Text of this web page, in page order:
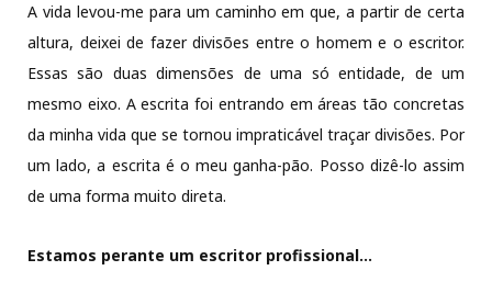
A vida levou-me para um caminho em que, a partir de certa
altura, deixei de fazer divisões entre o homem e o escritor.
Essas são duas dimensões de uma só entidade, de um
mesmo eixo. A escrita foi entrando em áreas tão concretas
da minha vida que se tornou impraticável traçar divisões. Por
um lado, a escrita é o meu ganha-pão. Posso dizê-lo assim
de uma forma muito direta.
Estamos perante um escritor profissional…